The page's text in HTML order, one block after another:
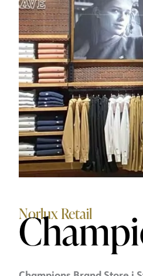
Norlux Retail